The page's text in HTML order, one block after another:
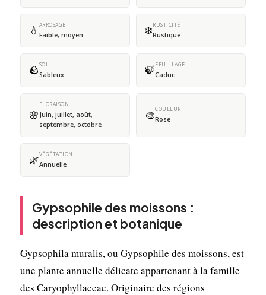
💧 ARROSAGE
Faible, moyen ❄️RUSTICITÉ
Rustique
🪨SOL
Sableux 🍃FEUILLAGE
Caduc
🌸
FLORAISON
Juin, juillet, août,
septembre, octobre
🎨COULEUR
Rose
🌿VÉGÉTATION
Annuelle
Gypsophile des moissons :
description et botanique
Gypsophila muralis, ou Gypsophile des moissons, est
une plante annuelle délicate appartenant à la famille
des Caryophyllaceae. Originaire des régions